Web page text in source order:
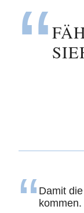
Damit
kommen.